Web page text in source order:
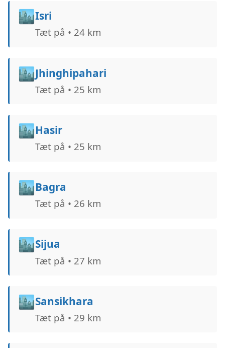
🏙️Isri
Tæt på • 24 km
🏙️Jhinghipahari
Tæt på • 25 km
🏙️Hasir
Tæt på • 25 km
🏙️Bagra
Tæt på • 26 km
🏙️Sijua
Tæt på • 27 km
🏙️Sansikhara
Tæt på • 29 km